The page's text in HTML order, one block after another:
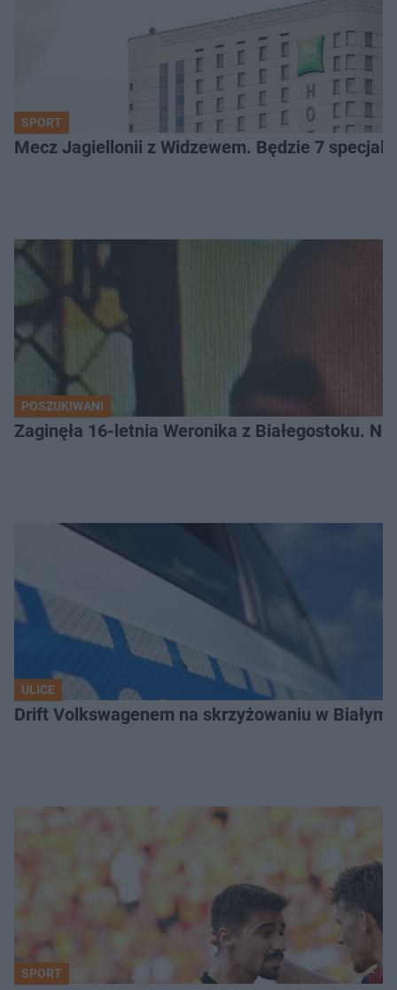
SPORT
Mecz Jagiellonii z Widzewem. Będzie 7
POSZUKIWANI
Zaginęła 16-letnia Weronika z Białegostoku.
ULICE
Drift Volkswagenem na skrzyżowaniu w
SPORT